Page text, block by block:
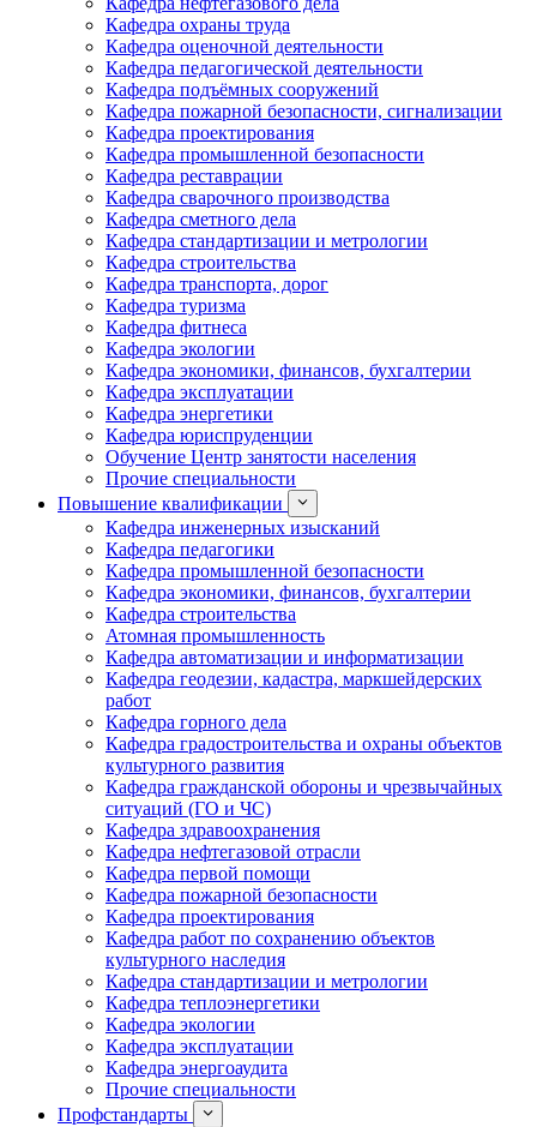
Кафедра охраны труда
Кафедра оценочной деятельности
Кафедра педагогической деятельности
Кафедра подъёмных сооружений
Кафедра пожарной безопасности, сигнализации
Кафедра проектирования
Кафедра промышленной безопасности
Кафедра реставрации
Кафедра сварочного производства
Кафедра сметного дела
Кафедра стандартизации и метрологии
Кафедра строительства
Кафедра транспорта, дорог
Кафедра туризма
Кафедра фитнеса
Кафедра экологии
Кафедра экономики, финансов, бухгалтерии
Кафедра эксплуатации
Кафедра энергетики
Кафедра юриспруденции
Обучение Центр занятости населения
Прочие специальности
Повышение квалификации
Кафедра инженерных изысканий
Кафедра педагогики
Кафедра промышленной безопасности
Кафедра экономики, финансов, бухгалтерии
Кафедра строительства
Атомная промышленность
Кафедра автоматизации и информатизации
Кафедра геодезии, кадастра, маркшейдерских
работ
Кафедра горного дела
Кафедра градостроительства и охраны объектов
культурного развития
Кафедра гражданской обороны и чрезвычайных
ситуаций (ГО и ЧС)
Кафедра здравоохранения
Кафедра нефтегазовой отрасли
Кафедра первой помощи
Кафедра пожарной безопасности
Кафедра проектирования
Кафедра работ по сохранению объектов
культурного наследия
Кафедра стандартизации и метрологии
Кафедра теплоэнергетики
Кафедра экологии
Кафедра эксплуатации
Кафедра энергоаудита
Прочие специальности
Профстандарты